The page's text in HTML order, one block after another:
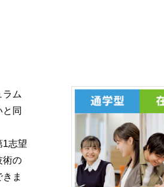
ム
同
1志望
術の
ま